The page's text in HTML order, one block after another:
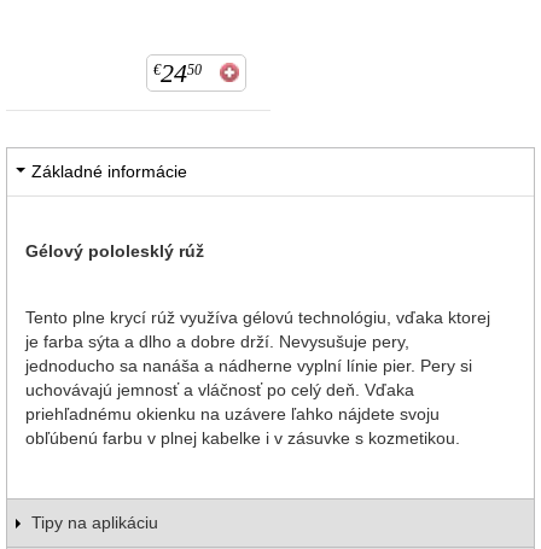
€2450
Základné informácie
Gélový pololesklý rúž
Tento plne krycí rúž využíva gélovú technológiu, vďaka ktorej
je farba sýta a dlho a dobre drží. Nevysušuje pery,
jednoducho sa nanáša a nádherne vyplní línie pier. Pery si
uchovávajú jemnosť a vláčnosť po celý deň. Vďaka
priehľadnému okienku na uzávere ľahko nájdete svoju
obľúbenú farbu v plnej kabelke i v zásuvke s kozmetikou.
Tipy na aplikáciu